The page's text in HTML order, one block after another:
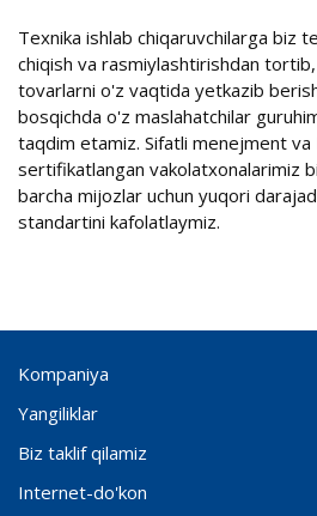
Texnika ishlab chiqaruvchilarga biz
chiqish va rasmiylashtirishdan
tovarlarni o'z vaqtida yetkazib
bosqichda o'z maslahatchilar
taqdim etamiz. Sifatli menejment
sertifikatlangan vakolatxonalarimiz
barcha mijozlar uchun yuqori
standartini kafolatlaymiz.
Kompaniya
Yangiliklar
Biz taklif qilamiz
Internet-do'kon